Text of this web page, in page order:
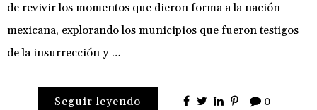
de revivir los momentos que dieron forma a la nación
mexicana, explorando los municipios que fueron testigos
de la insurrección y …
Seguir leyendo 0